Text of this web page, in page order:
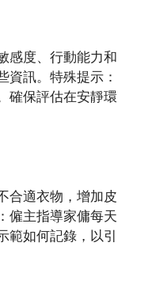
感度、行動能力和
資訊。特殊提示：
確保評估在安靜環
合適衣物，增加皮
僱主指導家傭每天
範如何記錄，以引